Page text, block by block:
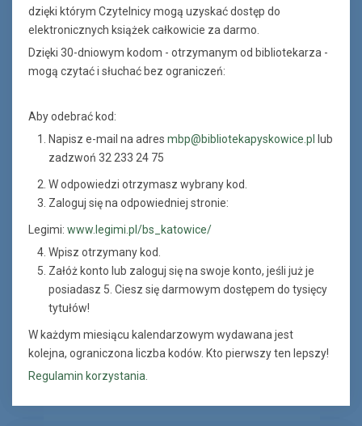
dzięki którym Czytelnicy mogą uzyskać dostęp do
elektronicznych książek całkowicie za darmo.
Dzięki 30-dniowym kodom - otrzymanym od bibliotekarza -
mogą czytać i słuchać bez ograniczeń:
Aby odebrać kod:
Napisz e-mail na adres mbp@bibliotekapyskowice.pl
lub
zadzwoń 32 233 24 75
W odpowiedzi otrzymasz wybrany kod.
Zaloguj się na odpowiedniej stronie:
Legimi: www.legimi.pl/bs_katowice/
Wpisz otrzymany kod.
Załóż konto lub zaloguj się na swoje konto, jeśli już je
posiadasz 5. Ciesz się darmowym dostępem do tysięcy
tytułów!
W każdym miesiącu kalendarzowym wydawana jest
kolejna, ograniczona liczba kodów. Kto pierwszy ten lepszy!
Regulamin korzystania.